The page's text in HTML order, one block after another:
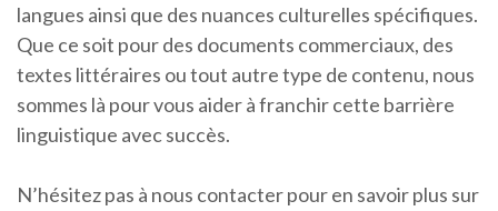
langues ainsi que des nuances culturelles spécifiques.
Que ce soit pour des documents commerciaux, des
textes littéraires ou tout autre type de contenu, nous
sommes là pour vous aider à franchir cette barrière
linguistique avec succès.
N’hésitez pas à nous contacter pour en savoir plus sur